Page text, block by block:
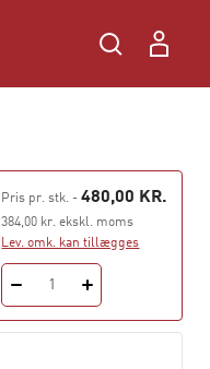
Pris pr. stk. -480,00 KR.
384,00 kr. ekskl. moms
Lev. omk. kan tillægges
1